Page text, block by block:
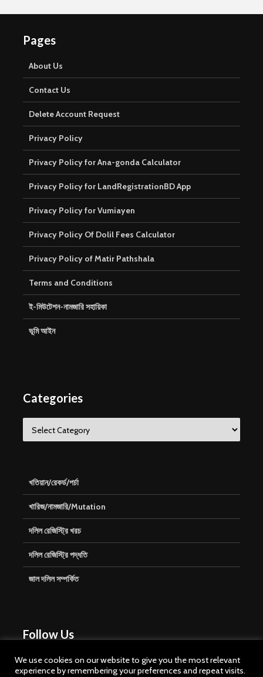
Pages
About Us
Contact Us
Delete Account Request
Privacy Policy
Privacy Policy for Ana-gonda Calculator
Privacy Policy for LandRegistrationBD App
Privacy Policy for Vumiayen
Privacy Policy Of Dolil Fees Calculator
Privacy Policy of Matir Pathshala
Terms and Conditions
ই-মিউটেশন-নামজারি সহায়িকা
ভূমি আইন
Categories
খতিয়ান/রেকর্ড/পর্চা
খারিজ/নামজারি/Mutation
দলিল রেজিস্ট্রি খরচ
দলিল রেজিস্ট্রি পদ্ধতি
জাল দলিল সম্পর্কিত
Follow Us
We use cookies on our website to give you the most relevant
experience by remembering your preferences and repeat visits.